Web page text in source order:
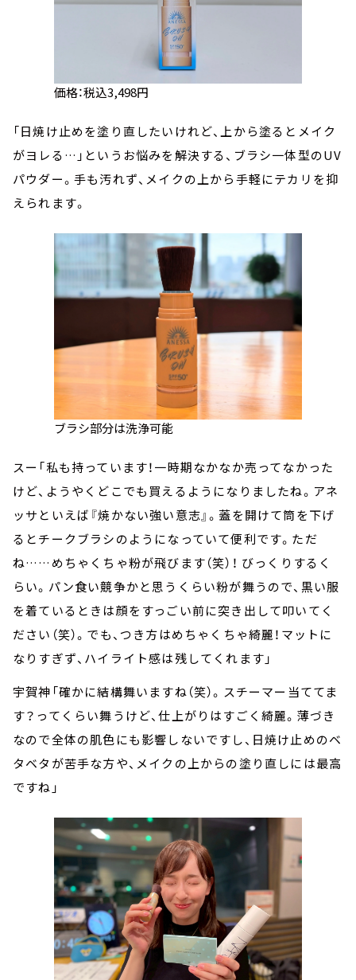
価格：税込3,498円
「日焼け止めを塗り直したいけれど、上から塗るとメイク
がヨレる…」というお悩みを解決する、ブラシ一体型のUV
パウダー。手も汚れず、メイクの上から手軽にテカリを抑
えられます。
ブラシ部分は洗浄可能
スー「私も持っています！一時期なかなか売ってなかった
けど、ようやくどこでも買えるようになりましたね。アネ
ッサといえば『焼かない強い意志』。蓋を開けて筒を下げ
るとチークブラシのようになっていて便利です。ただ
ね……めちゃくちゃ粉が飛びます（笑）！ びっくりするく
らい。パン食い競争かと思うくらい粉が舞うので、黒い服
を着ているときは顔をすっごい前に突き出して叩いてく
ださい（笑）。でも、つき方はめちゃくちゃ綺麗！マットに
なりすぎず、ハイライト感は残してくれます」
宇賀神「確かに結構舞いますね（笑）。スチーマー当ててま
す？ってくらい舞うけど、仕上がりはすごく綺麗。薄づき
なので全体の肌色にも影響しないですし、日焼け止めのベ
タベタが苦手な方や、メイクの上からの塗り直しには最高
ですね」